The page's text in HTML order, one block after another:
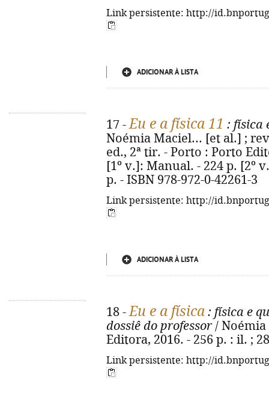
Link persistente: http://
ADICIONAR À LISTA
17 -Eu e a física 11 : física
Noémia Maciel... [et al.] ;
ed., 2ª tir. - Porto : Porto
[1º v.]: Manual. - 224 p. [2º
p. - ISBN 978-972-0-42261-3
Link persistente: http://
ADICIONAR À LISTA
18 -Eu e a física : física e
dossiê do professor/ Noémia
Editora, 2016. - 256 p. : il. ;
Link persistente: http://